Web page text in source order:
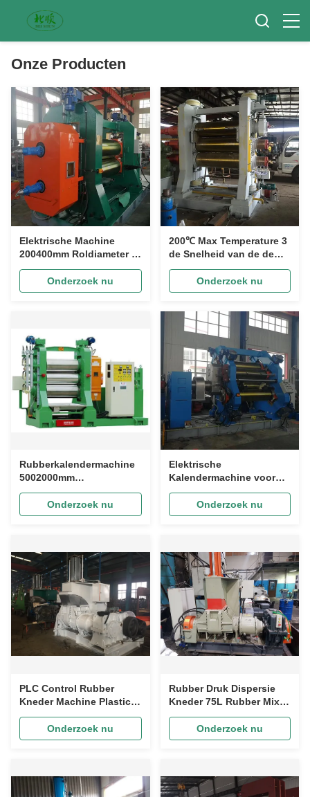
Onze Producten
Elektrische Machine
200400mm Roldiameter 0-
20m/Min Roller Speed
van de 6 Rollenkalender
Onderzoek nu
200℃ Max Temperature 3
de Snelheid van de de
Machine0-20m/min Rol
van de Broodjeskalender
Onderzoek nu
Rubberkalendermachine
5002000mm
Breedteopties met
Facultatief Koelsysteem
Onderzoek nu
Elektrische
Kalendermachine voor
Rubber die 0-20m/min-
Snelheid samenstellen
Onderzoek nu
PLC Control Rubber
Kneder Machine Plastic
Banbury-mixer voor het
mengen van rubber
Onderzoek nu
Rubber Druk Dispersie
Kneder 75L Rubber Mixer
Machine
Onderzoek nu